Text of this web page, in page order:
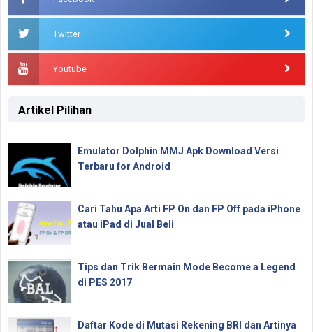
Twitter
Youtube
Artikel Pilihan
Emulator Dolphin MMJ Apk Download Versi
Terbaru for Android
Cari Tahu Apa Arti FP On dan FP Off pada iPhone
atau iPad di Jual Beli
Tips dan Trik Bermain Mode Become a Legend
di PES 2017
Daftar Kode di Mutasi Rekening BRI dan Artinya